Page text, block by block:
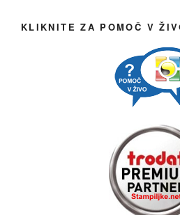
KLIKNITE ZA POMOČ V